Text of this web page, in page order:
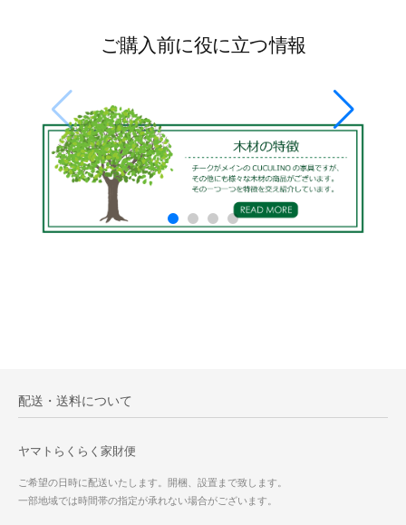
ご購入前に役に立つ情報
配送・送料について
ヤマトらくらく家財便
ご希望の日時に配送いたします。開梱、設置まで致します。
一部地域では時間帯の指定が承れない場合がございます。